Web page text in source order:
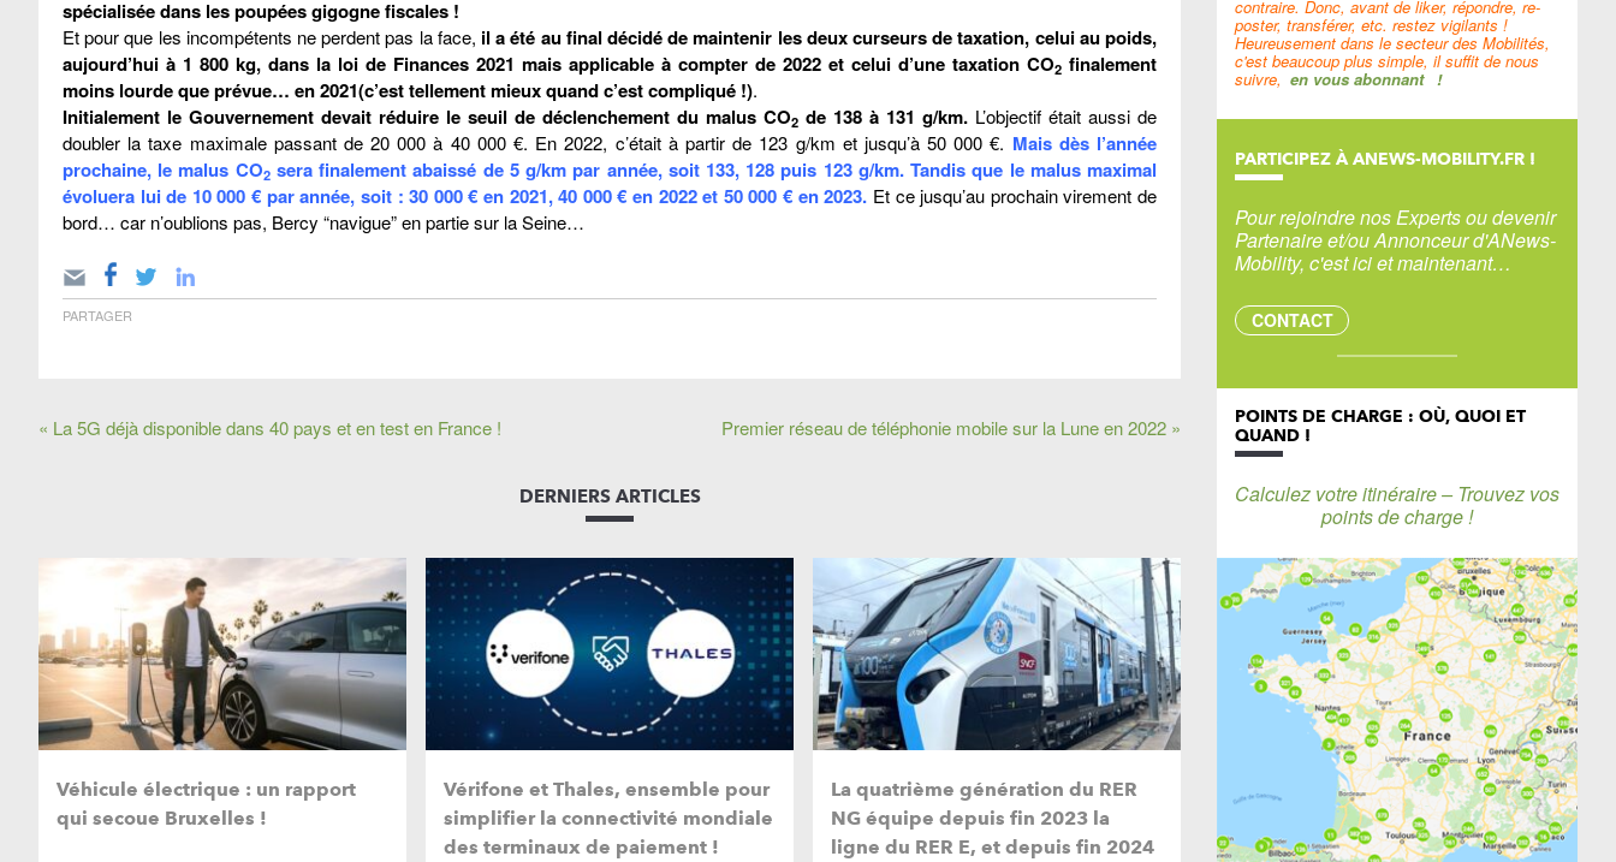
spécialisée dans les poupées gigogne fiscales !
Et pour que les incompétents ne perdent pas la face, il a été au final décidé de maintenir les deux curseurs de taxation, celui au poids,
aujourd’hui à 1 800 kg, dans la loi de Finances 2021 mais applicable à compter de 2022 et celui d’une taxation CO2 finalement
moins lourde que prévue… en 2021(c’est tellement mieux quand c’est compliqué !).
Initialement le Gouvernement devait réduire le seuil de déclenchement du malus CO2 de 138 à 131 g/km. L’objectif était aussi de
doubler la taxe maximale passant de 20 000 à 40 000 €. En 2022, c’était à partir de 123 g/km et jusqu’à 50 000 €. Mais dès l’année
prochaine, le malus CO2sera finalement abaissé de 5 g/km par année, soit 133, 128 puis 123 g/km. Tandis que le malus maximal
évoluera lui de 10 000 € par année, soit : 30 000 € en 2021, 40 000 € en 2022 et 50 000 € en 2023. Et ce jusqu’au prochain virement de
bord… car n’oublions pas, Bercy “navigue” en partie sur la Seine…
PARTAGER
« La 5G déjà disponible dans 40 pays et en test en France ! Premier réseau de téléphonie mobile sur la Lune en 2022 »
DERNIERS ARTICLES
Véhicule électrique : un rapport
qui secoue Bruxelles !
Vérifone et Thales, ensemble pour
simplifier la connectivité mondiale
des terminaux de paiement !
La quatrième génération du RER
NG équipe depuis fin 2023 la
ligne du RER E, et depuis fin 2024
contraire. Donc, avant de liker, répondre, re-
poster, transférer, etc. restez vigilants !
Heureusement dans le secteur des Mobilités,
c'est beaucoup plus simple, il suffit de nous
suivre, en vous abonnant !
PARTICIPEZ À ANEWS-MOBILITY.FR !
Pour rejoindre nos Experts ou devenir
Partenaire et/ou Annonceur d'ANews-
Mobility, c'est ici et maintenant…
CONTACT
POINTS DE CHARGE : OÙ, QUOI ET
QUAND !
Calculez votre itinéraire – Trouvez vos
points de charge !